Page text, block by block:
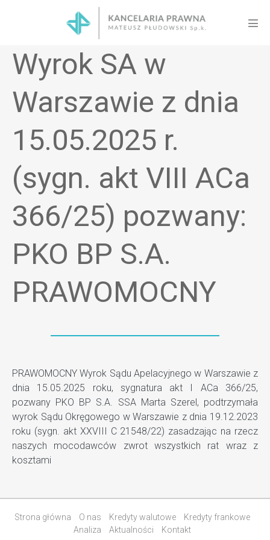
Wyrok SA w
Warszawie z dnia
15.05.2025 r.
(sygn. akt VIII ACa
366/25) pozwany:
PKO BP S.A.
PRAWOMOCNY
PRAWOMOCNY Wyrok Sądu Apelacyjnego w Warszawie z
dnia 15.05.2025 roku, sygnatura akt I ACa 366/25,
pozwany PKO BP S.A. SSA Marta Szerel, podtrzymała
wyrok Sądu Okręgowego w Warszawie z dnia 19.12.2023
roku (sygn. akt XXVIII C 21548/22) zasadzając na rzecz
naszych mocodawców zwrot wszystkich rat wraz z
kosztami
Strona główna O nas Kredyty walutowe
Kredyty frankowe
Analiza
Aktualności Kontakt